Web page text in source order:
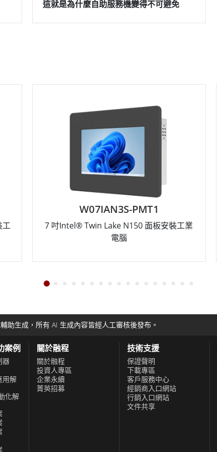
這就是為什麼自助服務機變得不可避免
工
W07IAN3S-PMT1
7 吋Intel® Twin Lake N150 面板安裝工業
電腦
助生成，所有 AI 生成內容皆經人工審核後發布。
案例
器
用解
化解
關於融程
關於融程
投資人專區
企業永續
菁英招募
技術支援
保證聲明
下載專區
客戶服務中心
經銷商入口網站
行銷入口網站
文件共享